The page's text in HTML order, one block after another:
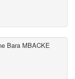
Bara MBACKE